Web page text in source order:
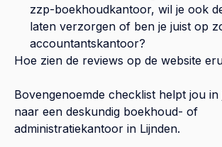
zzp-boekhoudkantoor, wil je ook
laten verzorgen of ben je juist op
accountantskantoor?
Hoe zien de reviews op de website
Bovengenoemde checklist helpt jou
naar een deskundig boekhoud- of
administratiekantoor in Lijnden.